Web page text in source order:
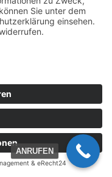
der Internetseite
ANRUFEN